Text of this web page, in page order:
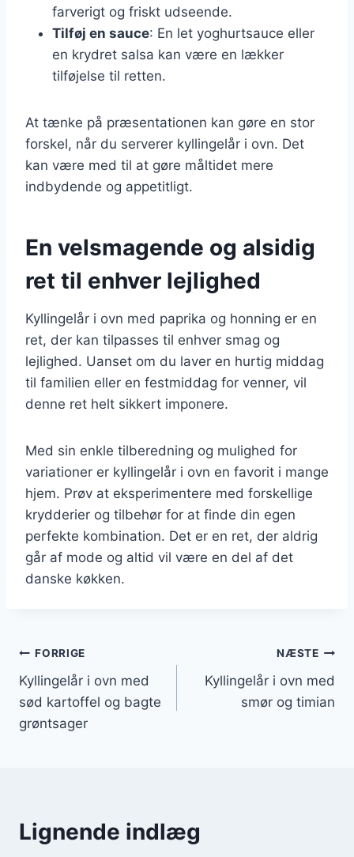
farverigt og friskt udseende.
Tilføj en sauce: En let yoghurtsauce eller
en krydret salsa kan være en lækker
tilføjelse til retten.
At tænke på præsentationen kan gøre en stor
forskel, når du serverer kyllingelår i ovn. Det
kan være med til at gøre måltidet mere
indbydende og appetitligt.
En velsmagende og alsidig
ret til enhver lejlighed
Kyllingelår i ovn med paprika og honning er en
ret, der kan tilpasses til enhver smag og
lejlighed. Uanset om du laver en hurtig middag
til familien eller en festmiddag for venner, vil
denne ret helt sikkert imponere.
Med sin enkle tilberedning og mulighed for
variationer er kyllingelår i ovn en favorit i mange
hjem. Prøv at eksperimentere med forskellige
krydderier og tilbehør for at finde din egen
perfekte kombination. Det er en ret, der aldrig
går af mode og altid vil være en del af det
danske køkken.
Indlægsnavigation
FORRIGE
Kyllingelår i ovn med
sød kartoffel og bagte
grøntsager
NÆSTE
Kyllingelår i ovn med
smør og timian
Lignende indlæg